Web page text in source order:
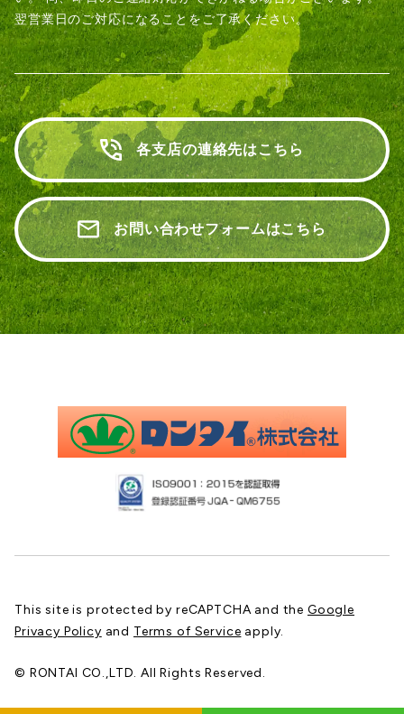
翌営業日のご対応になることをご了承ください。
各支店の連絡先はこちら
お問い合わせフォームはこちら
This site is protected by reCAPTCHA and the Google
Privacy Policy and Terms of Service apply.
© RONTAI CO.,LTD. All Rights Reserved.